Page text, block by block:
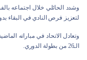
وشدد الحائلي خلال اجتماعه
لتعزيز فرص النادي في البقاء
وتعادل الاتحاد في مباراته
الـ26 من بطولة الدوري.